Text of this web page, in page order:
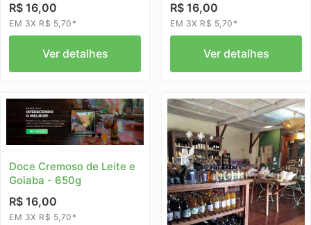
R$ 16,00
EM 3X R$ 5,70*
Ver detalhes
R$ 16,00
EM 3X R$ 5,70*
Ver detalhes
Doce Cremoso de Leite e
Goiaba - 650g
R$ 16,00
EM 3X R$ 5,70*